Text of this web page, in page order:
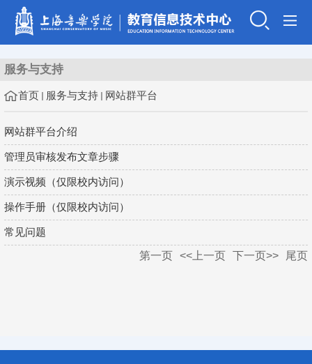
服务与支持
首页 服务与支持 网站群平台
网站群平台介绍
管理员审核发布文章步骤
演示视频（仅限校内访问）
操作手册（仅限校内访问）
常见问题
第一页 <<上一页 下一页>> 尾页